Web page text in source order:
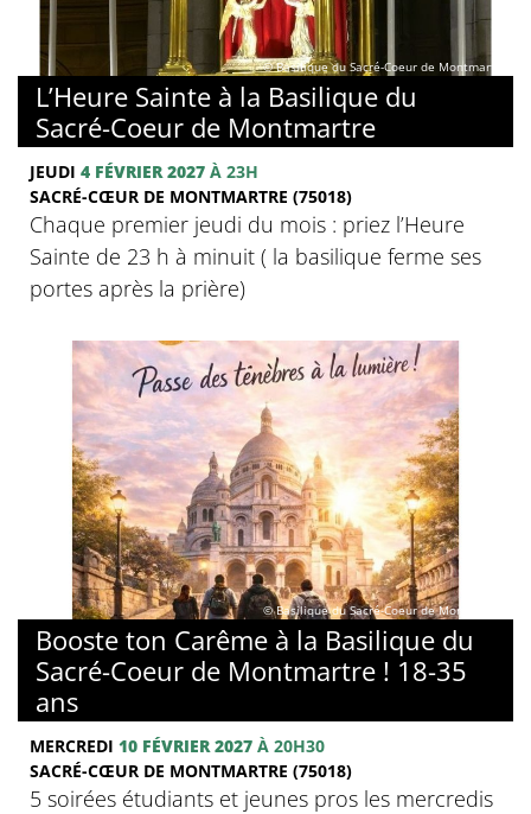
© Basilique du Sacré-Coeur de Montmartre
L’Heure Sainte à la Basilique du
Sacré-Coeur de Montmartre
JEUDI 4 FÉVRIER 2027 À 23H
SACRÉ-CŒUR DE MONTMARTRE (75018)
Chaque premier jeudi du mois : priez l’Heure
Sainte de 23 h à minuit ( la basilique ferme ses
portes après la prière)
© Basilique du Sacré-Coeur de Montmartre
Booste ton Carême à la Basilique du
Sacré-Coeur de Montmartre ! 18-35
ans
MERCREDI 10 FÉVRIER 2027 À 20H30
SACRÉ-CŒUR DE MONTMARTRE (75018)
5 soirées étudiants et jeunes pros les mercredis